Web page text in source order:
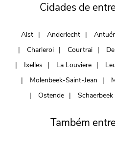
Cidades de
Alst Anderlecht
Charleroi
Courtrai
Ixelles
La Louviere
Molenbeek-Saint-Jean
Ostende
Schaerbeek
Também